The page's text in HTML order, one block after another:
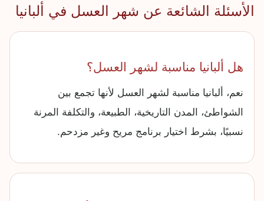
الأسئلة الشائعة عن شهر العسل في ألبانيا
هل ألبانيا مناسبة لشهر العسل؟
نعم، ألبانيا مناسبة لشهر العسل لأنها تجمع بين
الشواطئ، المدن التاريخية، الطبيعة، والتكلفة المرنة
نسبيًا، بشرط اختيار برنامج مريح وغير مزدحم.